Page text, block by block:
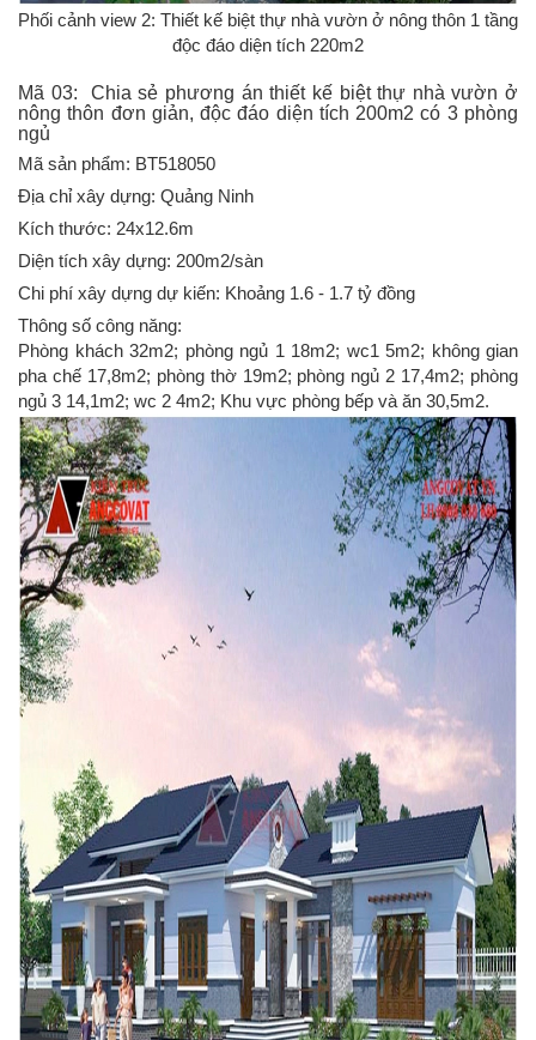
Phối cảnh view 2: Thiết kế biệt thự nhà vườn ở nông thôn 1 tầng
độc đáo diện tích 220m2
Mã 03: Chia sẻ phương án thiết kế biệt thự nhà vườn ở
nông thôn đơn giản, độc đáo diện tích 200m2 có 3 phòng
ngủ
Mã sản phẩm: BT518050
Địa chỉ xây dựng: Quảng Ninh
Kích thước: 24x12.6m
Diện tích xây dựng: 200m2/sàn
Chi phí xây dựng dự kiến: Khoảng 1.6 - 1.7 tỷ đồng
Thông số công năng:
Phòng khách 32m2; phòng ngủ 1 18m2; wc1 5m2; không gian
pha chế 17,8m2; phòng thờ 19m2; phòng ngủ 2 17,4m2; phòng
ngủ 3 14,1m2; wc 2 4m2; Khu vực phòng bếp và ăn 30,5m2.